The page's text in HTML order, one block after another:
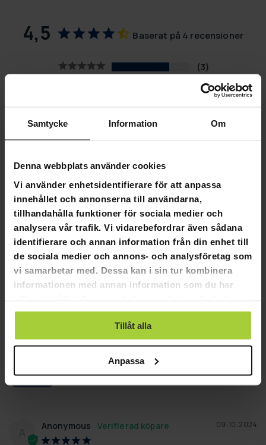
Samtycke Information Om
Denna webbplats använder cookies
Vi använder enhetsidentifierare för att anpassa
innehållet och annonserna till användarna,
tillhandahålla funktioner för sociala medier och
analysera vår trafik. Vi vidarebefordrar även sådana
identifierare och annan information från din enhet till
de sociala medier och annons- och analysföretag som
vi samarbetar med. Dessa kan i sin tur kombinera
informationen med annan information som du har
använt deras tjänster.
Tillåt alla
Anpassa
4,5 Baserat på 4 recensioner
3
0
1
STÄLL EN FRÅGA
Recensioner Frågor
A
03-18-2026
Anonymous
Det fungerar bra använder det bara när jag är ute och reser
Birgitta Standard tilläggsbord till symaskinen
DELA Hjälpte den här recensionen? 0 0
09-10-2024
Anonymous